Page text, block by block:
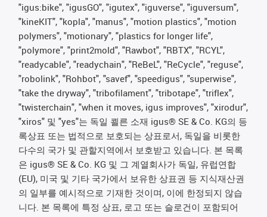
"igus:bike", "igusGO", "igutex", "iguverse", "iguversum",
"kineKIT", "kopla", "manus", "motion plastics", "motion
polymers", "motionary", "plastics for longer life",
"polymore", "print2mold", "Rawbot", "RBTX", "RCYL",
"readycable", "readychain", "ReBeL", "ReCycle", "reguse",
"robolink", "Rohbot", "savef", "speedigus", "superwise",
"take the dryway", "tribofilament", "tribotape", "triflex",
"twisterchain", "when it moves, igus improves", "xirodur",
"xiros" 및 "yes"는 독일 쾰른 소재 igus® SE & Co. KG의 등
록상표 또는 법적으로 보호되는 상표로서, 독일을 비롯한
다수의 국가 및 관할지역에서 보호받고 있습니다. 본 목록
은 igus® SE & Co. KG 및 그 계열회사가 독일, 유럽연합
(EU), 미국 및 기타 국가에서 보유한 상표권 등 지식재산권
의 일부를 예시적으로 기재한 것이며, 이에 한정되지 않습
니다. 본 목록에 특정 상표, 로고 또는 슬로건이 포함되어